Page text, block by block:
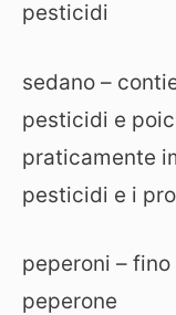
pesticidi
sedano –
pesticidi e
praticamente
pesticidi e i
peperoni –
peperone